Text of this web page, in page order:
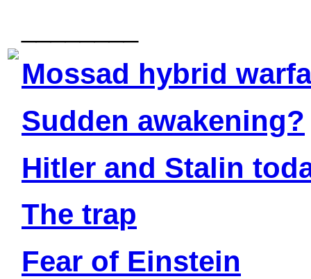
Mossad hybrid
Sudden awakening?
Hitler and Stalin
The trap
Fear of Einstein